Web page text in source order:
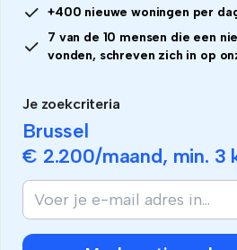
+400 nieuwe woningen per
7 van de 10 mensen die een
vonden, schreven zich in op
Je zoekcriteria
Brussel
€ 2.200/maand, min. 3